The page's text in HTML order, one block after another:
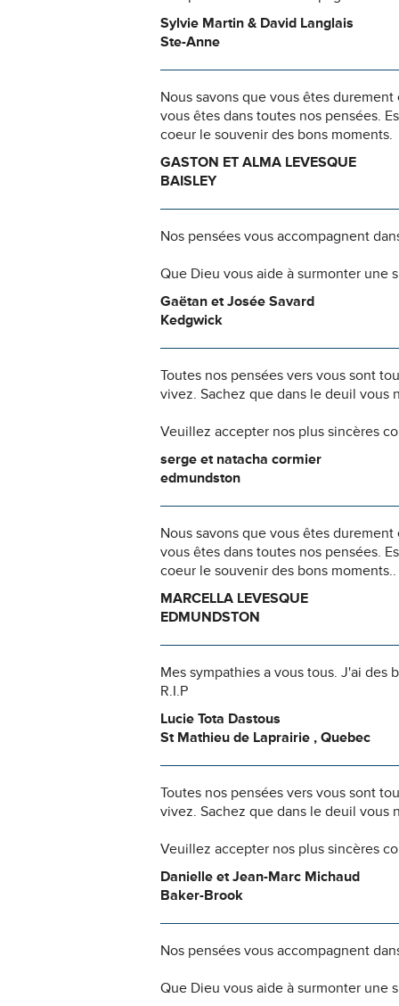
Sylvie Martin & David Langlais
Ste-Anne
Nous savons que vous êtes
vous êtes dans toutes nos pensées.
coeur le souvenir des bons moments.
GASTON ET ALMA LEVESQUE
BAISLEY
Nos pensées vous accompagnent
Que Dieu vous aide à surmonter une
Gaëtan et Josée Savard
Kedgwick
Toutes nos pensées vers vous sont
vivez. Sachez que dans le deuil vous
Veuillez accepter nos plus sincères
serge et natacha cormier
edmundston
Nous savons que vous êtes
vous êtes dans toutes nos pensées.
coeur le souvenir des bons moments..
MARCELLA LEVESQUE
EDMUNDSTON
Mes sympathies a vous tous. J'ai des
R.I.P
Lucie Tota Dastous
St Mathieu de Laprairie , Quebec
Toutes nos pensées vers vous sont
vivez. Sachez que dans le deuil vous
Veuillez accepter nos plus sincères
Danielle et Jean-Marc Michaud
Baker-Brook
Nos pensées vous accompagnent
Que Dieu vous aide à surmonter une